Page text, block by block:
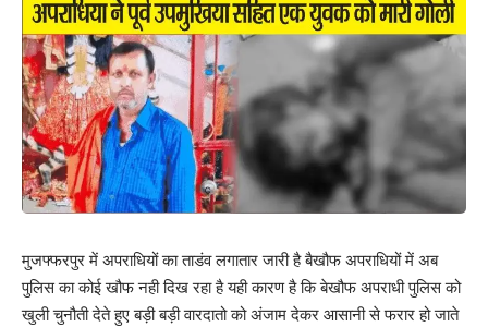
मुजफ्फरपुर में अपराधियों का ताडंव लगातार जारी है बैखौफ अपराधियों में अब
पुलिस का कोई खौफ नही दिख रहा है यही कारण है कि बेखौफ अपराधी पुलिस को
खुली चुनौती देते हुए बड़ी बड़ी वारदातो को अंजाम देकर आसानी से फरार हो जाते